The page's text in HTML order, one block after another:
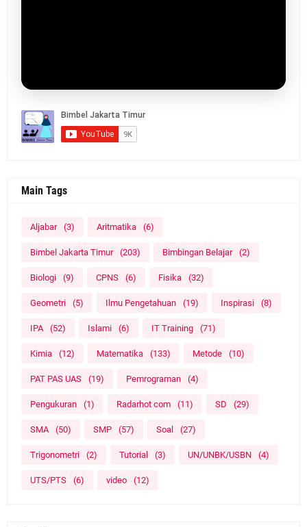
Main Tags
Aljabar (3) Aritmatika (6)
Bimbel Jakarta Timur (203) Bimbingan Belajar (2)
Biologi (9) CPNS (6) Fisika (32)
Geometri (5) Ilmu Pengetahuan (19) Inspirasi (8)
IPA (52) Islami (6) IT Training (71)
Kimia (12) Matematika (133) Metode (10)
PAT PAS UAS (19) Pemrograman (4)
Pengukuran (1) Radarhot com (11) SD (29)
SMA (50) SMP (57) Soal (27)
Trigonometri (2) Tutorial (3) UN/UNBK/USBN (4)
UTS/PTS (6) video (12)